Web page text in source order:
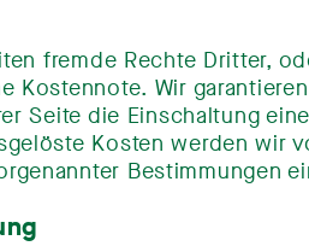
fremde Rechte Dritter,
Wir
Seite die Einschaltung
Kosten werden wir
Bestimmungen